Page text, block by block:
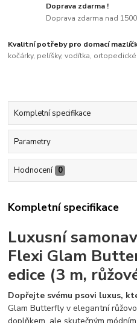
Doprava zdarma !
Doprava zdarma nad
Kvalitní potřeby pro domací
kočárky, pelíšky, vodítka,
Kompletní specifikace
Parametry
Hodnocení 0
Kompletní specifikace
Luxusní
Flexi Glam
edice (3 m,
Dopřejte svému psovi luxus,
Glam Butterfly v elegantní